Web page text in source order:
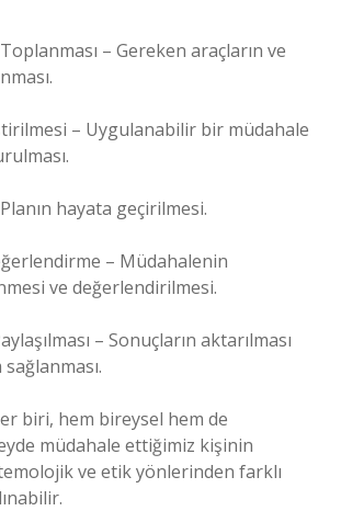
– Gereken araçların ve
– Uygulanabilir bir müdahale
hayata geçirilmesi.
– Müdahalenin
ve değerlendirilmesi.
– Sonuçların aktarılması
biri, hem bireysel hem de
müdahale ettiğimiz kişinin
ve etik yönlerinden farklı